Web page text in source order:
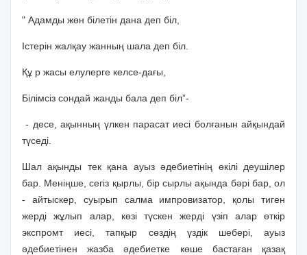
" Адамды жөн бiлетiн дана деп бiл,
Iстерiн жалқау жанның шала деп бiл.
Құ р жасы елулерге келсе-дағы,
Бiлiмсiз сондай жанды бала деп бiл”-
- десе, ақынның үлкен парасат иесi болғанын айқындай
түседi.
Шал ақынды тек қана ауыз әдебиетiнiң өкiлi деушiлер
бар. Менiңше, сегiз қырлы, бiр сырлы ақында бәрi бар, ол
- айтыскер, суырып салма импровизатор, қолы тиген
жердi жұлып алар, көзi түскен жердi үзiп алар өткiр
экспромт иесi, тапқыр сөздiң үздiк шеберi, ауыз
әдебиетiнен жазба әдебиетке көше бастаған қазақ